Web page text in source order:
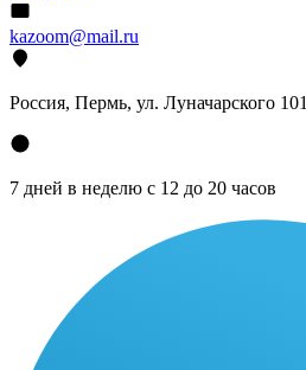
kazoom@mail.ru
Россия, Пермь, ул. Луначарского 101
7 дней в неделю с 12 до 20 часов